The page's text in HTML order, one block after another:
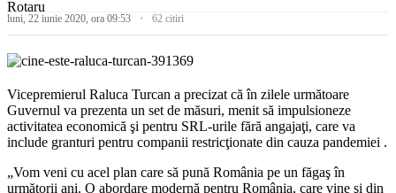
luni, 22 iunie 2020, ora 09:53 62 citiri
Vicepremierul Raluca Turcan a precizat că în zilele următoare
Guvernul va prezenta un set de măsuri, menit să impulsioneze
activitatea economică şi pentru SRL-urile fără angajaţi, care va
include granturi pentru companii restricţionate din cauza pandemiei .
„Vom veni cu acel plan care să pună România pe un făgaş în
următorii ani. O abordare modernă pentru România, care vine şi din